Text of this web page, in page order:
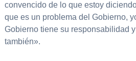
convencido de lo que estoy
que es un problema del Gobierno,
Gobierno tiene su responsabilidad
también».